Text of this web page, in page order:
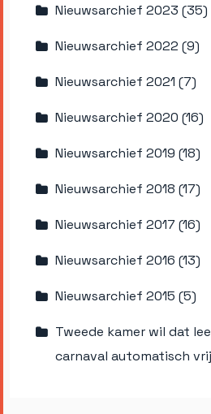
Nieuwsarchief 2023 (35)
Nieuwsarchief 2022 (9)
Nieuwsarchief 2021 (7)
Nieuwsarchief 2020 (16)
Nieuwsarchief 2019 (18)
Nieuwsarchief 2018 (17)
Nieuwsarchief 2017 (16)
Nieuwsarchief 2016 (13)
Nieuwsarchief 2015 (5)
Tweede kamer wil dat
carnaval automatisch